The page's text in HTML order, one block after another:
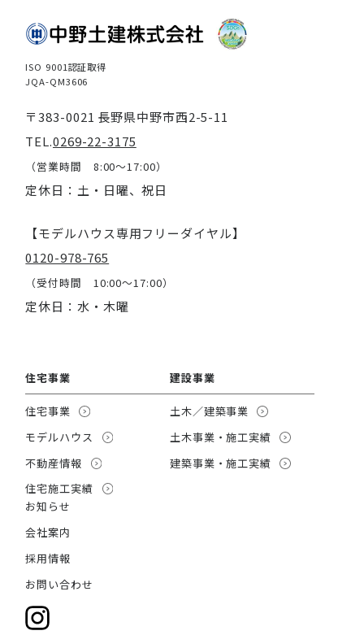
ISO 9001認証取得
JQA-QM3606
〒383-0021 長野県中野市西2-5-11
TEL.0269-22-3175
（営業時間 8:00～17:00）
定休日：土・日曜、祝日
【モデルハウス専用フリーダイヤル】
0120-978-765
（受付時間 10:00～17:00）
定休日：水・木曜
住宅事業
住宅事業
モデルハウス
不動産情報
住宅施工実績
建設事業
土木／建築事業
土木事業・施工実績
建築事業・施工実績
お知らせ
会社案内
採用情報
お問い合わせ